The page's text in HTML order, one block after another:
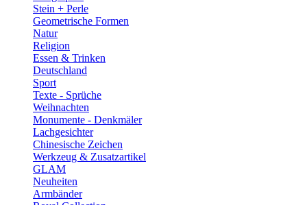
Stein + Perle
Geometrische Formen
Natur
Religion
Essen & Trinken
Deutschland
Sport
Texte - Sprüche
Weihnachten
Monumente - Denkmäler
Lachgesichter
Chinesische Zeichen
Werkzeug & Zusatzartikel
GLAM
Neuheiten
Armbänder